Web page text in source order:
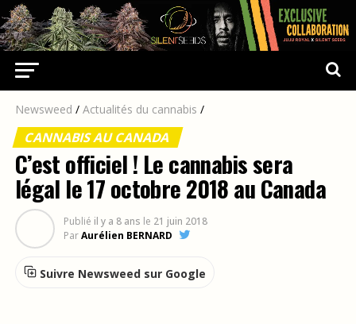
Newsweed / Actualités du cannabis /
CANNABIS AU CANADA
C’est officiel ! Le cannabis sera
légal le 17 octobre 2018 au Canada
Publié il y a 8 ans le 21 juin 2018
ParAurélien BERNARD
Suivre Newsweed sur Google